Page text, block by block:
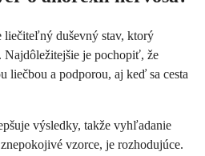
liečiteľný duševný stav, ktorý
je pochopiť, že
liečbou a podporou, aj keď sa cesta
výsledky, takže vyhľadanie
vzorce, je rozhodujúce.